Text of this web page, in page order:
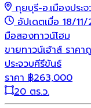
กุยบุรี-อ.เมืองประ
อัปเดตเมื่อ 18/
มือสองทาวน์โฮม
ขายทาวน์เฮ้าส์ ราค
ประจวบคีรีขันธ์
ราคา ฿263,000
20 ตร.ว.